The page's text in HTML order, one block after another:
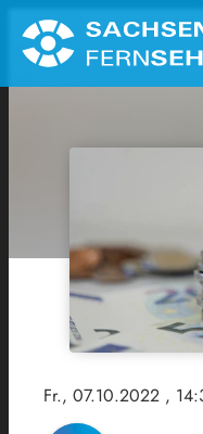
Fr., 07.10.2022 ,